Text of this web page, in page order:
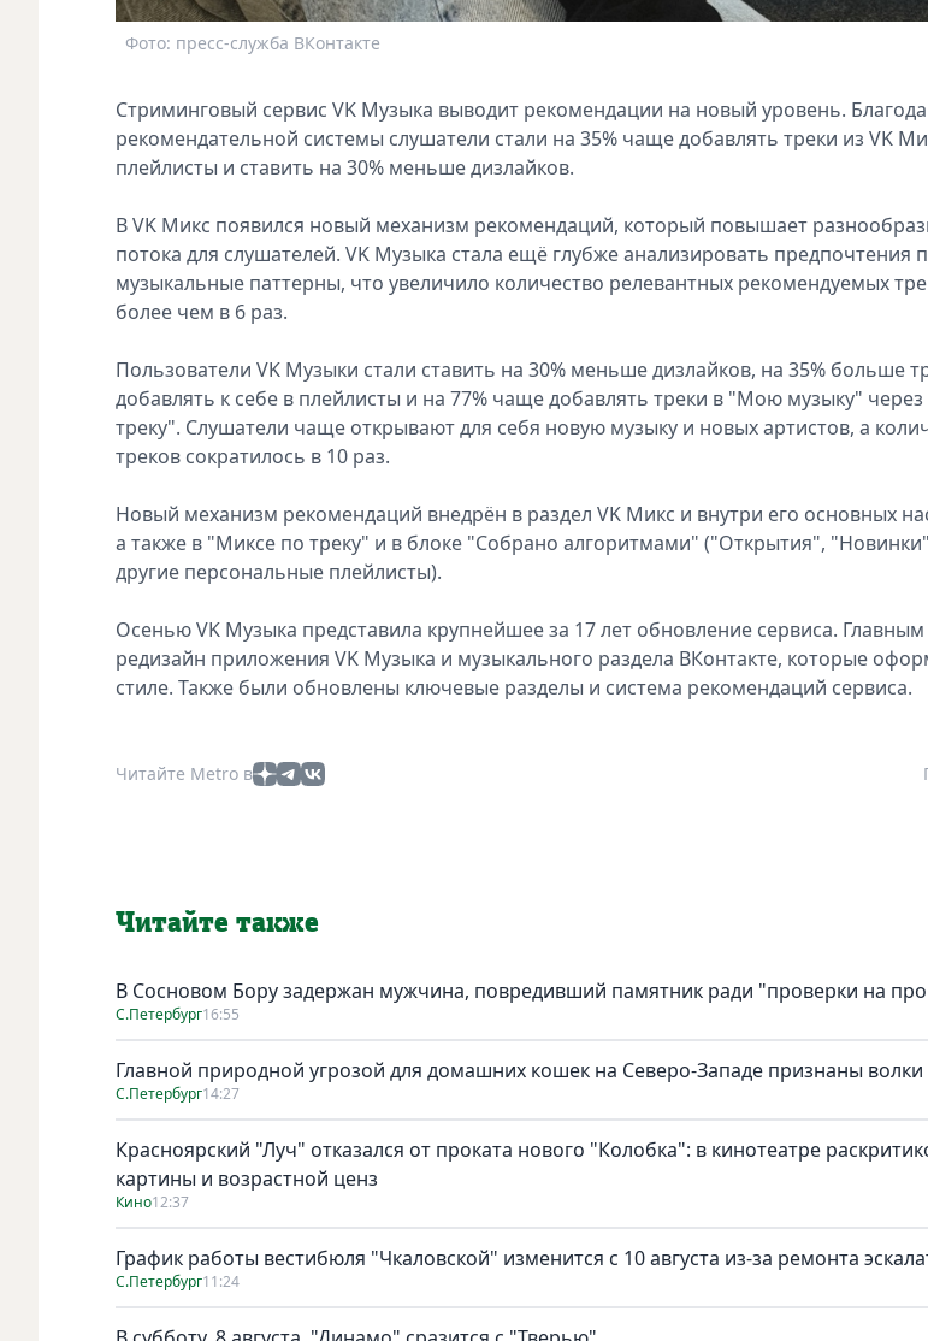
Фото: пресс-служба ВКонтакте
Стриминговый сервис VK Музыка выводит рекомендации на новый уровень.
рекомендательной системы слушатели стали на 35% чаще добавлять треки из VK
плейлисты и ставить на 30% меньше дизлайков.
В VK Микс появился новый механизм рекомендаций, который повышает
потока для слушателей. VK Музыка стала ещё глубже анализировать предпочтения
музыкальные паттерны, что увеличило количество релевантных рекомендуемых
более чем в 6 раз.
Пользователи VK Музыки стали ставить на 30% меньше дизлайков, на 35% больше
добавлять к себе в плейлисты и на 77% чаще добавлять треки в "Мою музыку"
треку". Слушатели чаще открывают для себя новую музыку и новых артистов, а
треков сократилось в 10 раз.
Новый механизм рекомендаций внедрён в раздел VK Микс и внутри его основных
а также в "Миксе по треку" и в блоке "Собрано алгоритмами" ("Открытия",
другие персональные плейлисты).
Осенью VK Музыка представила крупнейшее за 17 лет обновление сервиса.
редизайн приложения VK Музыка и музыкального раздела ВКонтакте, которые
стиле. Также были обновлены ключевые разделы и система рекомендаций сервиса.
Читайте Metro в
Читайте также
В Сосновом Бору задержан мужчина, повредивший памятник ради "проверки на
С.Петербург16:55
Главной природной угрозой для домашних кошек на Северо-Западе признаны
С.Петербург14:27
Красноярский "Луч" отказался от проката нового "Колобка": в кинотеатре
картины и возрастной ценз
Кино12:37
График работы вестибюля "Чкаловской" изменится с 10 августа из-за ремонта
С.Петербург11:24